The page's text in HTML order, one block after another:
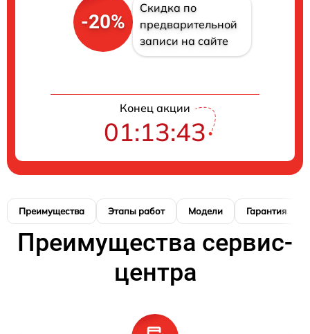
-20%
Скидка по
предварительной
записи на сайте
Конец акции
01:13:42
Преимущества Этапы работ Модели Гарантия
Преимущества сервис-
центра